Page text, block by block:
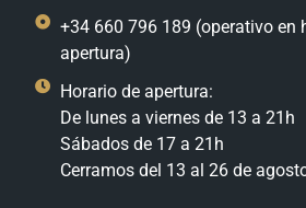
+34 660 796 189 (operativo en
apertura)
Horario de apertura:
De lunes a viernes de 13 a 21h
Sábados de 17 a 21h
Cerramos del 13 al 26 de